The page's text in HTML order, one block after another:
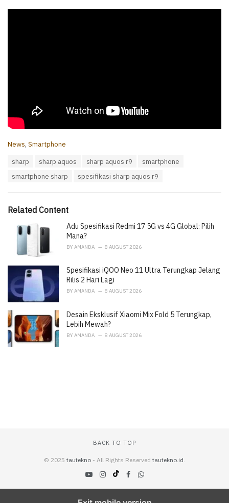
C
i
News, Smartphone
sharp sharp aquos sharp aquos r9
smartphone
smartphone sharp
spesifikasi sharp aquos r9
Related Content
Adu Spesifikasi Redmi 17 5G vs 4G Global: Pilih
Mana?
BY AMANDA 8 AUGUST 2026
Spesifikasi iQOO Neo 11 Ultra Terungkap Jelang
Rilis 2 Hari Lagi
BY AMANDA 8 AUGUST 2026
Desain Eksklusif Xiaomi Mix Fold 5 Terungkap,
Lebih Mewah?
BY AMANDA 8 AUGUST 2026
BACK TO TOP
© 2025 tautekno - All Rights Reserved tautekno.id